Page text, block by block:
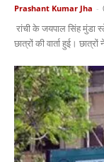
Prashant Kumar Jha -
रांची के जयपाल सिंह मुंडा
छात्रों की वार्ता हुई। छात्रों